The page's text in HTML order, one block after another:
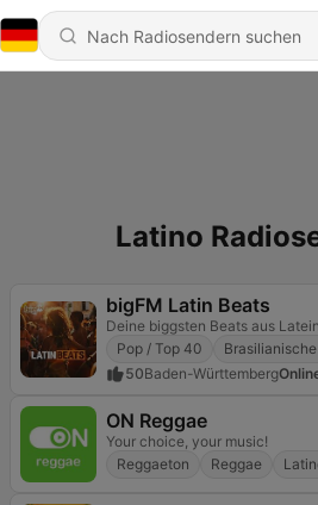
Latino
bigFM Latin Beats
Deine biggsten Beats aus
Pop / Top 40
50Baden-Württemberg
ON Reggae
Your choice, your music!
Reggaeton
Reggae